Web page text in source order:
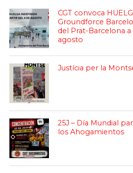
CGT convoca
Groundforce
del Prat-Barcelona
agosto
Justícia per la
25J – Día Mundial
los Ahogamientos